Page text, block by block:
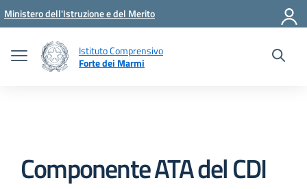
Vai ai contenuti
Vai al menu di navigazione
Vai al footer
Ministero dell'Istruzione e del Merito
Istituto Comprensivo
Forte dei Marmi
Componente ATA del CDI